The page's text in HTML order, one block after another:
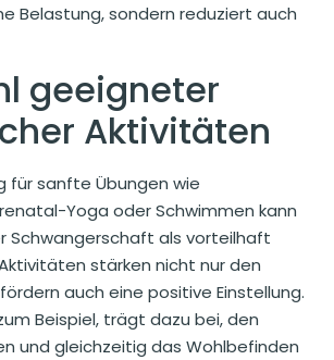
Belastung, sondern reduziert auch
geeigneter
Aktivitäten
für sanfte Übungen wie
Yoga oder Schwimmen kann
Schwangerschaft als vorteilhaft
stärken nicht nur den
auch eine positive Einstellung.
Beispiel, trägt dazu bei, den
und gleichzeitig das Wohlbefinden